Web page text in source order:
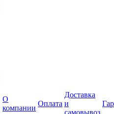
О
компании
Оплата
Доставка
и
самовывоз